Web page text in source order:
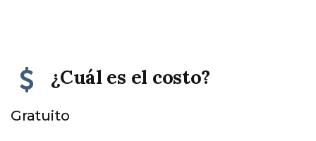
¿Cuál es el costo?
Gratuito